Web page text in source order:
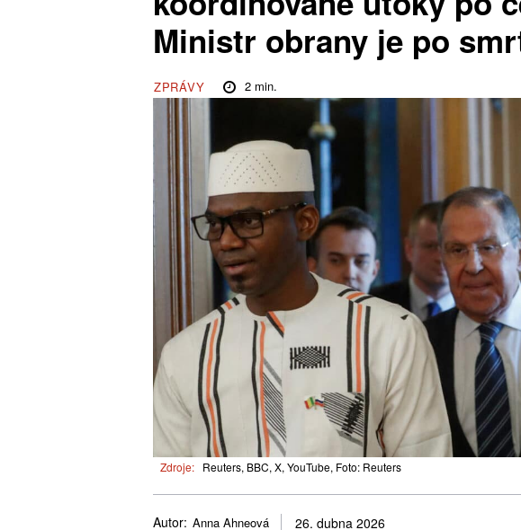
Ministr obrany je po
ZPRÁVY 2 min.
Zdroje: Reuters, BBC, X, YouTube, Foto: Reuters
Autor: Anna Ahneová 26. dubna 2026